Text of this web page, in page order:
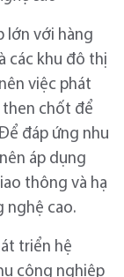
lớn với hàng
các khu đô thị
việc phát
chốt để
đáp ứng nhu
áp dụng
thông và hạ
nghệ cao.
triển hệ
công nghiệp